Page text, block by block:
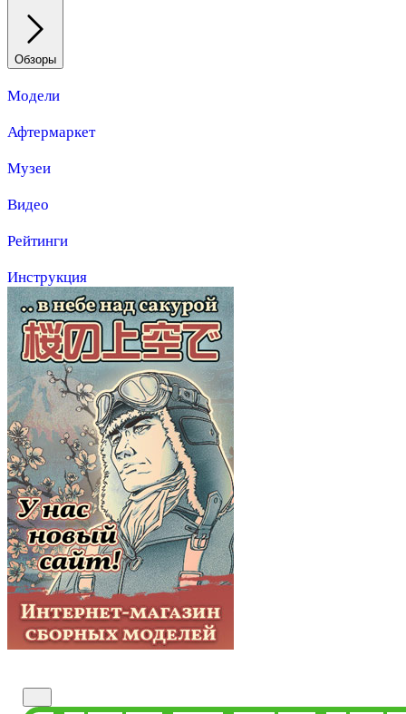
Обзоры
Модели
Афтермаркет
Музеи
Видео
Рейтинги
Инструкция